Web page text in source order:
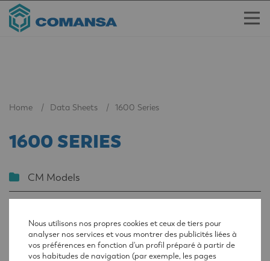
Home Data Sheets 1600 Series
1600 SERIES
CM Models
Nous utilisons nos propres cookies et ceux de tiers pour
analyser nos services et vous montrer des publicités liées à
vos préférences en fonction d'un profil préparé à partir de
vos habitudes de navigation (par exemple, les pages